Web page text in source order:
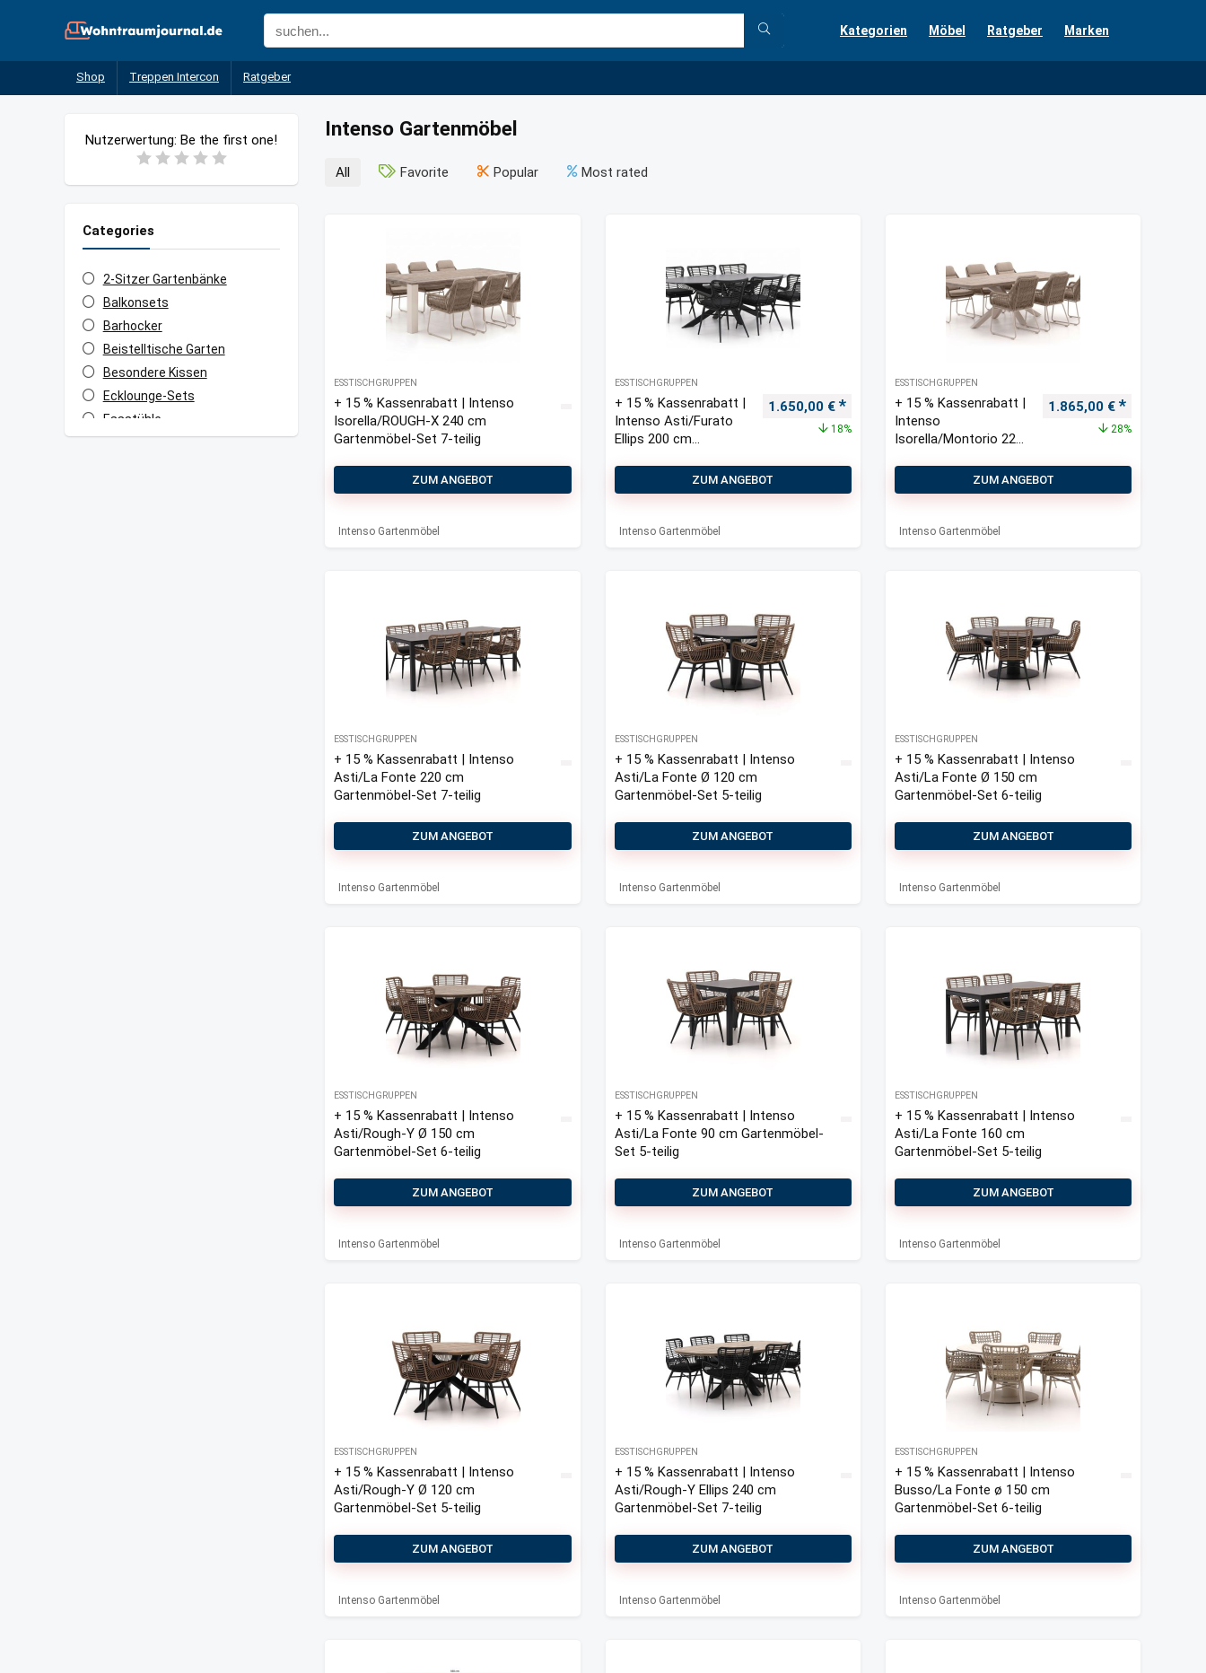
Kategorien Möbel Ratgeber Marken
Shop Treppen Intercon Ratgeber
Intenso Gartenmöbel
Nutzerwertung: Be the first one!
Categories
2-Sitzer Gartenbänke
Balkonsets
Barhocker
Beistelltische Garten
Besondere Kissen
Ecklounge-Sets
Essstühle
All Favorite Popular Most rated
ESSTISCHGRUPPEN
+ 15 % Kassenrabatt | Intenso
Isorella/ROUGH-X 240 cm
Gartenmöbel-Set 7-teilig
ZUM ANGEBOT
Intenso Gartenmöbel
ESSTISCHGRUPPEN
+ 15 % Kassenrabatt |
Intenso Asti/Furato
Ellips 200 cm
Ursprünglicher Preis war: 2.010,00 €
1.650,00 € Aktueller Preis ist: 1.650,00 €.
18%
ZUM ANGEBOT
Intenso Gartenmöbel
ESSTISCHGRUPPEN
+ 15 % Kassenrabatt |
Intenso
Isorella/Montorio 220
Ursprünglicher Preis
1.865,00 € Aktueller
28%
ZUM ANGEBOT
Intenso Gartenmöbel
ESSTISCHGRUPPEN
+ 15 % Kassenrabatt | Intenso
Asti/La Fonte 220 cm
Gartenmöbel-Set 7-teilig
ZUM ANGEBOT
Intenso Gartenmöbel
ESSTISCHGRUPPEN
+ 15 % Kassenrabatt | Intenso
Asti/La Fonte Ø 120 cm
Gartenmöbel-Set 5-teilig
ZUM ANGEBOT
Intenso Gartenmöbel
ESSTISCHGRUPPEN
+ 15 % Kassenrabatt | Intenso
Asti/La Fonte Ø 150 cm
Gartenmöbel-Set 6-teilig
ZUM ANGEBOT
Intenso Gartenmöbel
ESSTISCHGRUPPEN
+ 15 % Kassenrabatt | Intenso
Asti/Rough-Y Ø 150 cm
Gartenmöbel-Set 6-teilig
ZUM ANGEBOT
Intenso Gartenmöbel
ESSTISCHGRUPPEN
+ 15 % Kassenrabatt | Intenso
Asti/La Fonte 90 cm Gartenmöbel-
Set 5-teilig
ZUM ANGEBOT
Intenso Gartenmöbel
ESSTISCHGRUPPEN
+ 15 % Kassenrabatt | Intenso
Asti/La Fonte 160 cm
Gartenmöbel-Set 5-teilig
ZUM ANGEBOT
Intenso Gartenmöbel
ESSTISCHGRUPPEN
+ 15 % Kassenrabatt | Intenso
Asti/Rough-Y Ø 120 cm
Gartenmöbel-Set 5-teilig
ZUM ANGEBOT
Intenso Gartenmöbel
ESSTISCHGRUPPEN
+ 15 % Kassenrabatt | Intenso
Asti/Rough-Y Ellips 240 cm
Gartenmöbel-Set 7-teilig
ZUM ANGEBOT
Intenso Gartenmöbel
ESSTISCHGRUPPEN
+ 15 % Kassenrabatt | Intenso
Busso/La Fonte ø 150 cm
Gartenmöbel-Set 6-teilig
ZUM ANGEBOT
Intenso Gartenmöbel